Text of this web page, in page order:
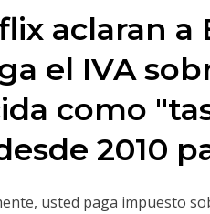
aclaran a
el IVA
como
2010
usted paga impuesto